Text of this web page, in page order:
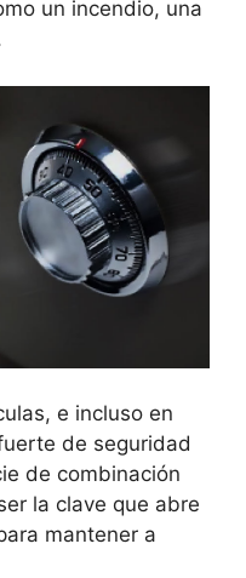
un incendio, una
e incluso en
de seguridad
de combinación
la clave que abre
mantener a